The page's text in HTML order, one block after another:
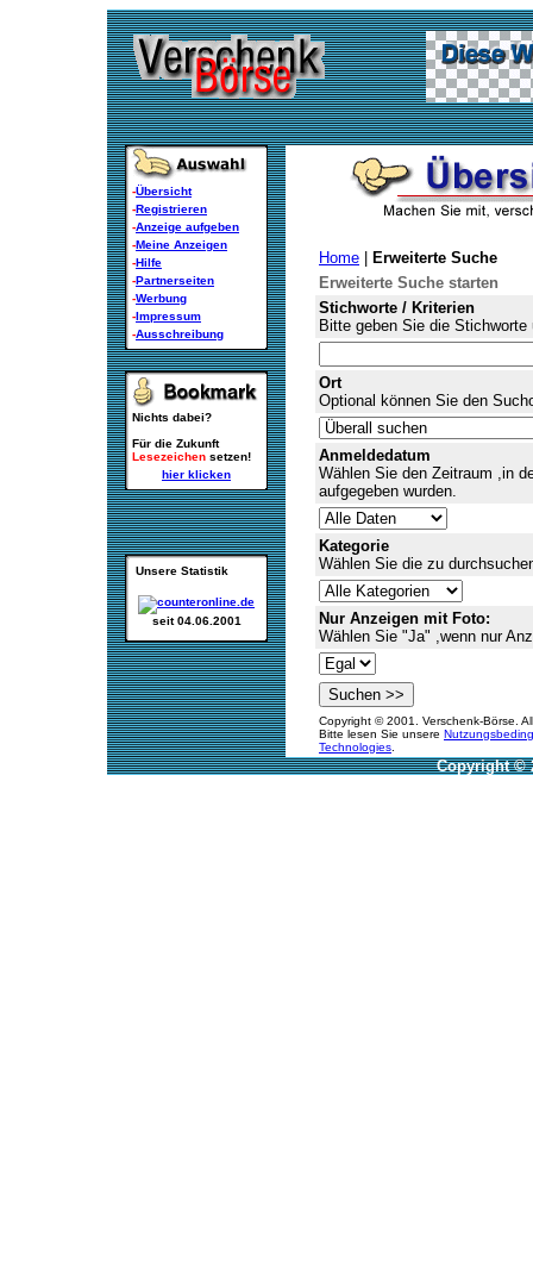
-Übersicht
-Registrieren
-Anzeige aufgeben
-Meine Anzeigen
-Hilfe
-Partnerseiten
-Werbung
-Impressum
-Ausschreibung
Nichts dabei?
Für die Zukunft
Lesezeichen setzen!
hier klicken
Unsere Statistik
seit 04.06.2001
Home
Erweiterte Suche
Erweiterte Suche starten
Stichworte / Kriterien
Bitte geben Sie die
Ort
Optional können Sie den
Anmeldedatum
Wählen Sie den Zeitraum ,in
aufgegeben wurden.
Kategorie
Wählen Sie die zu
Nur Anzeigen mit Foto:
Wählen Sie "Ja" ,wenn nur
Copyright © 2001. Verschenk-Börse.
Bitte lesen Sie unsere
Technologies
Copyright ©